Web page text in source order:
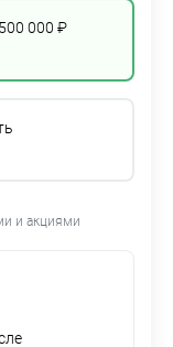
000 ₽
и акциями